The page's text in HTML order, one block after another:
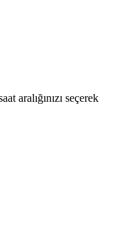
aralığınızı seçerek